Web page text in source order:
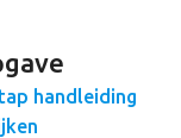
handleiding